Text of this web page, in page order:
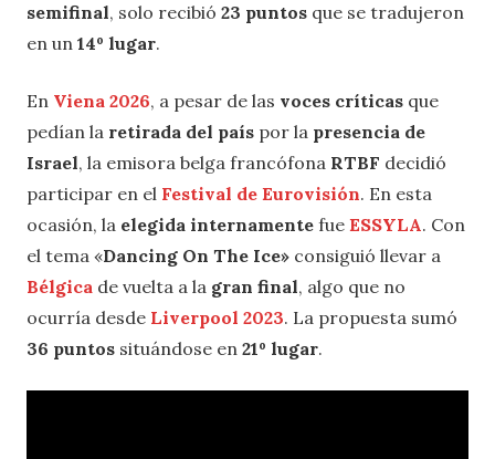
semifinal, solo recibió 23 puntos que se tradujeron
en un 14º lugar.
En Viena 2026, a pesar de las voces críticas que
pedían la retirada del país por la presencia de
Israel, la emisora belga francófona RTBF decidió
participar en el Festival de Eurovisión. En esta
ocasión, la elegida internamente fue ESSYLA. Con
el tema «Dancing On The Ice» consiguió llevar a
Bélgica de vuelta a la gran final, algo que no
ocurría desde Liverpool 2023. La propuesta sumó
36 puntos situándose en 21º lugar.